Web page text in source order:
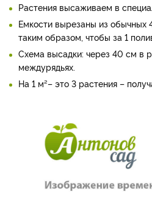
Растения высаживаем в
Емкости вырезаны из обычных
таким образом, чтобы за 1
Схема высадки: через 40 см в
междурядьях.
На 1 м²– это 3 растения –